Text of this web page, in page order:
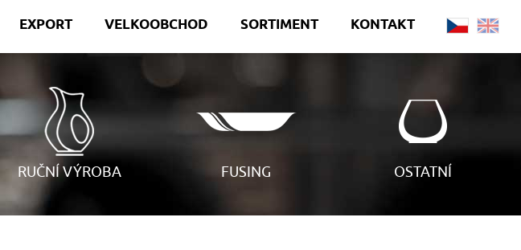
EXPORT VELKOOBCHOD SORTIMENT KONTAKT
RUČNÍ VÝROBA FUSING OSTATNÍ